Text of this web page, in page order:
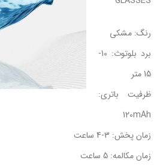
رنگ: مشکی
برد بلوتوث: 10-
15 متر
ظرفیت باتری:
120mAh
زمان پخش: 3-4 ساعت
زمان مکالمه: 5 ساعت